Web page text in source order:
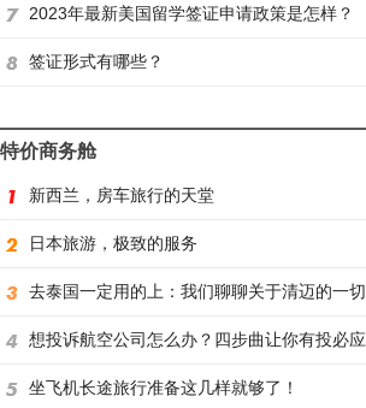
2023年最新美国留学签证申请政策是怎样？
签证形式有哪些？
特价商务舱
新西兰，房车旅行的天堂
日本旅游，极致的服务
去泰国一定用的上：我们聊聊关于清迈的一切
想投诉航空公司怎么办？四步曲让你有投必应
坐飞机长途旅行准备这几样就够了！